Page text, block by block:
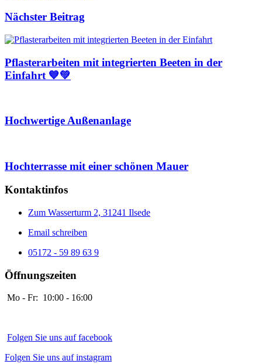
Nächster Beitrag
Pflasterarbeiten mit integrierten Beeten in der
Einfahrt 💙💚
Hochwertige Außenanlage
Hochterrasse mit einer schönen Mauer
Kontaktinfos
Zum Wasserturm 2, 31241 Ilsede
Email schreiben
05172 - 59 89 63 9
Öffnungszeiten
Mo - Fr: 10:00 - 16:00
Folgen Sie uns auf facebook
Folgen Sie uns auf instagram